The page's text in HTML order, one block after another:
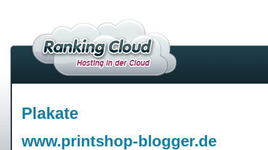
Plakate
www.printshop-blogger.de